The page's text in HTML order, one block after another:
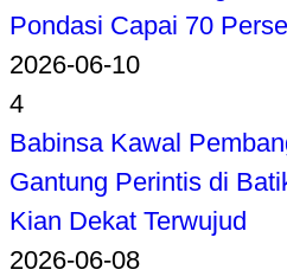
Pondasi Capai 70
2026-06-10
4
Babinsa Kawal
Gantung Perintis di
Kian Dekat Terwujud
2026-06-08